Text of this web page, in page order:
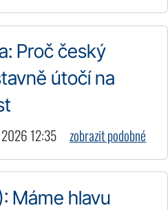
Proč český
útočí na
12:35 zobrazit podobné
Máme hlavu